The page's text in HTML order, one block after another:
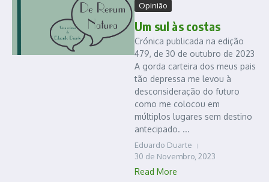
Opinião
Um sul às costas
Crónica publicada na edição
479, de 30 de outubro de 2023
A gorda carteira dos meus pais
tão depressa me levou à
desconsideração do futuro
como me colocou em
múltiplos lugares sem destino
antecipado. ...
Eduardo Duarte
30 de Novembro, 2023
Read More